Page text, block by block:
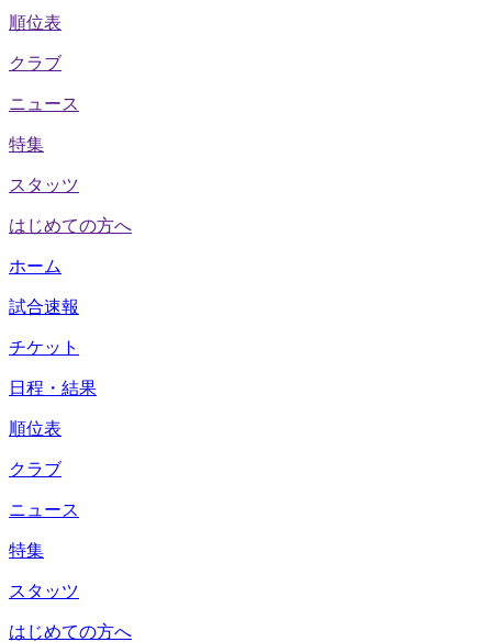
順位表
クラブ
ニュース
特集
スタッツ
はじめての方へ
ホーム
試合速報
チケット
日程・結果
順位表
クラブ
ニュース
特集
スタッツ
はじめての方へ